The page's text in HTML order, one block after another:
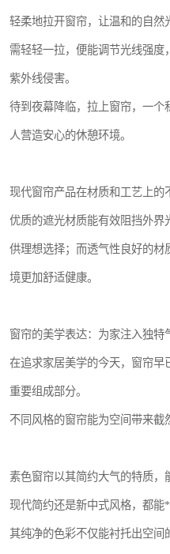
轻柔地拉开窗帘，让温和的自然
需轻轻一拉，便能调节光线强
紫外线侵害。
待到夜幕降临，拉上窗帘，一
人营造安心的休憩环境。
现代窗帘产品在材质和工艺上的
优质的遮光材质能有效阻挡外
供理想选择；而透气性良好的
境更加舒适健康。
窗帘的美学表达：为家注入独特
在追求家居美学的今天，窗帘
重要组成部分。
不同风格的窗帘能为空间带来截
素色窗帘以其简约大气的特质
现代简约还是新中式风格，都能
其纯净的色彩不仅能衬托出空